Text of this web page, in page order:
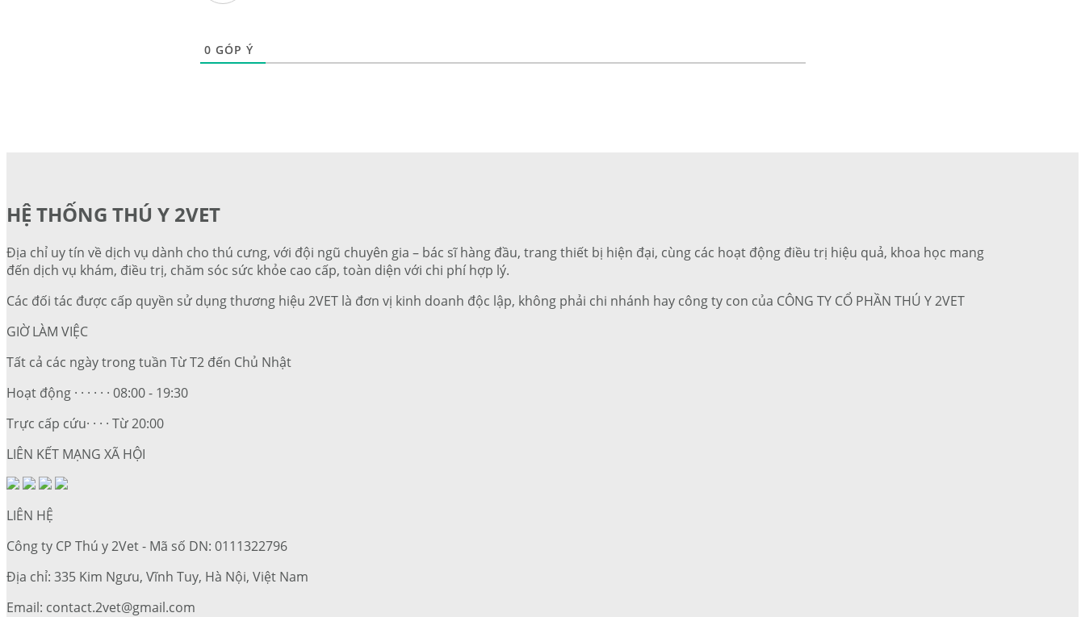
0 GÓP Ý
HỆ THỐNG THÚ Y 2VET
Địa chỉ uy tín về dịch vụ dành cho thú cưng, với đội ngũ chuyên gia – bác sĩ hàng đầu, trang thiết bị hiện đại, cùng các hoạt động điều trị hiệu quả, khoa học mang
đến dịch vụ khám, điều trị, chăm sóc sức khỏe cao cấp, toàn diện với chi phí hợp lý.
Các đối tác được cấp quyền sử dụng thương hiệu 2VET là đơn vị kinh doanh độc lập, không phải chi nhánh hay công ty con của CÔNG TY CỔ PHẦN THÚ Y 2VET
GIỜ LÀM VIỆC
Tất cả các ngày trong tuần Từ T2 đến Chủ Nhật
Hoạt động · · · · · · 08:00 - 19:30
Trực cấp cứu· · · · Từ 20:00
LIÊN KẾT MẠNG XÃ HỘI
LIÊN HỆ
Công ty CP Thú y 2Vet - Mã số DN: 0111322796
Địa chỉ: 335 Kim Ngưu, Vĩnh Tuy, Hà Nội, Việt Nam
Email: contact.2vet@gmail.com